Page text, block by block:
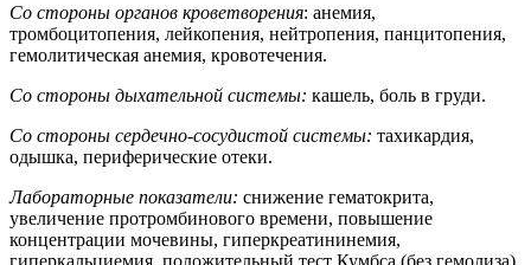
Со стороны органов кроветворения: анемия,
тромбоцитопения, лейкопения, нейтропения, панцитопения,
гемолитическая анемия, кровотечения.
Со стороны дыхательной системы: кашель, боль в груди.
Со стороны сердечно-сосудистой системы: тахикардия,
одышка, периферические отеки.
Лабораторные показатели: снижение гематокрита,
увеличение протромбинового времени, повышение
концентрации мочевины, гиперкреатининемия,
гиперкальциемия, положительный тест Кумбса (без гемолиза).